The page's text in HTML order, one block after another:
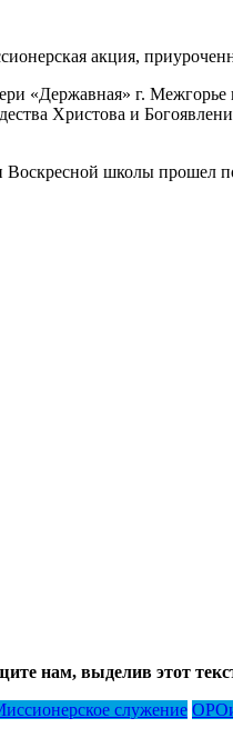
акция,
«Державная» г.
Христова и
школы прошел
нам, выделив этот
служение